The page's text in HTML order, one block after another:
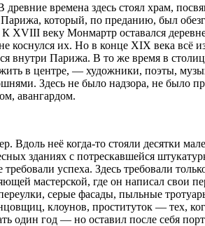
времена здесь стоял храм,
который, по преданию, был
XVIII веку Монмартр оставался
коснулся их. Но в конце XIX века всё
внутри Парижа. В то же время в
жить в центре, — художники, поэты,
Здесь не было надзора, не было
авангардом.
неё когда-то стояли десятки
зданиях с потрескавшейся
успеха. Здесь требовали
мастерской, где он написал свои
серые фасады, пыльные
клоунов, проституток — тех,
год — но оставил после себя